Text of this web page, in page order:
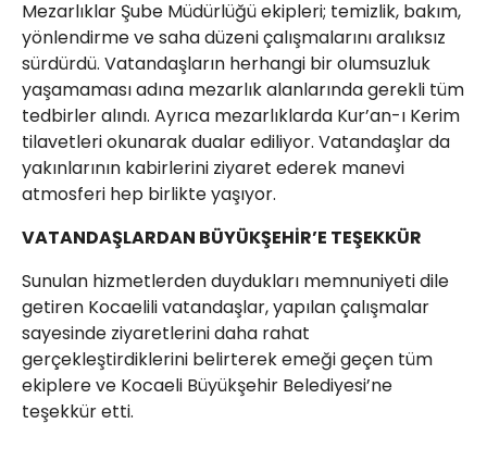
Mezarlıklar Şube Müdürlüğü ekipleri; temizlik, bakım,
yönlendirme ve saha düzeni çalışmalarını aralıksız
sürdürdü. Vatandaşların herhangi bir olumsuzluk
yaşamaması adına mezarlık alanlarında gerekli tüm
tedbirler alındı. Ayrıca mezarlıklarda Kur’an-ı Kerim
tilavetleri okunarak dualar ediliyor. Vatandaşlar da
yakınlarının kabirlerini ziyaret ederek manevi
atmosferi hep birlikte yaşıyor.
VATANDAŞLARDAN BÜYÜKŞEHİR’E TEŞEKKÜR
Sunulan hizmetlerden duydukları memnuniyeti dile
getiren Kocaelili vatandaşlar, yapılan çalışmalar
sayesinde ziyaretlerini daha rahat
gerçekleştirdiklerini belirterek emeği geçen tüm
ekiplere ve Kocaeli Büyükşehir Belediyesi’ne
teşekkür etti.